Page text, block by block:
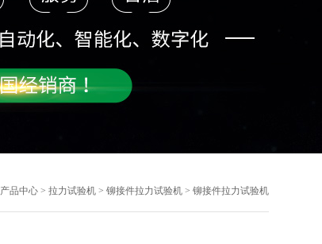
产品中心> 拉力试验机> 铆接件拉力试验机> 铆接件拉力试验机